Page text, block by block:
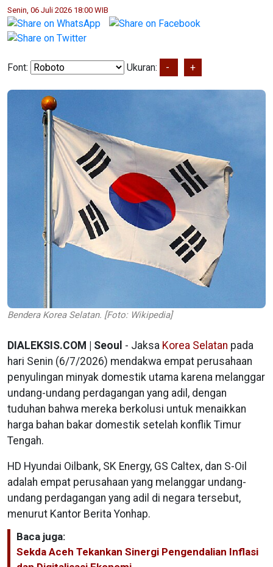
Senin, 06 Juli 2026 18:00 WIB
Font: Ukuran: - +
Bendera Korea Selatan. [Foto: Wikipedia]
DIALEKSIS.COM | Seoul - Jaksa Korea Selatan pada
hari Senin (6/7/2026) mendakwa empat perusahaan
penyulingan minyak domestik utama karena melanggar
undang-undang perdagangan yang adil, dengan
tuduhan bahwa mereka berkolusi untuk menaikkan
harga bahan bakar domestik setelah konflik Timur
Tengah.
HD Hyundai Oilbank, SK Energy, GS Caltex, dan S-Oil
adalah empat perusahaan yang melanggar undang-
undang perdagangan yang adil di negara tersebut,
menurut Kantor Berita Yonhap.
Baca juga:
Sekda Aceh Tekankan Sinergi Pengendalian Inflasi